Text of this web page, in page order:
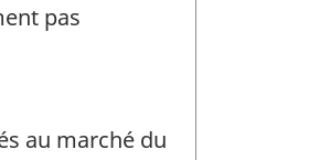
pas
au marché du